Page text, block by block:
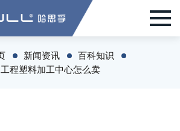
新闻资讯
百科知识
工程塑料加工中心怎么卖